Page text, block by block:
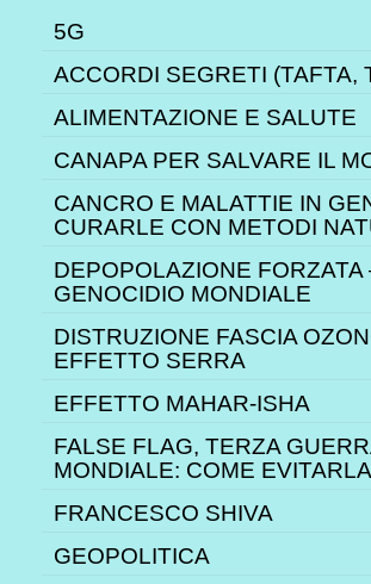
5G
ACCORDI SEGRETI (TAFTA,
ALIMENTAZIONE E SALUTE
CANAPA PER SALVARE IL
CANCRO E MALATTIE IN
CURARLE CON METODI
DEPOPOLAZIONE FORZATA
GENOCIDIO MONDIALE
DISTRUZIONE FASCIA
EFFETTO SERRA
EFFETTO MAHAR-ISHA
FALSE FLAG, TERZA
MONDIALE: COME EVITARLA
FRANCESCO SHIVA
GEOPOLITICA